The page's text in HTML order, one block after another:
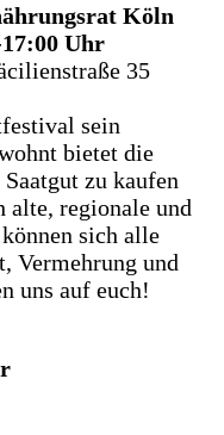
Köln
Uhr
35
sein
bietet die
zu kaufen
alte, regionale und
sich alle
Vermehrung und
uns auf euch!